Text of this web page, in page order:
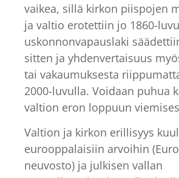
vaikea, sillä kirkon piispojen
ja valtio erotettiin jo 1860-
uskonnonvapauslaki
sitten ja yhdenvertaisuus
tai vakaumuksesta
2000-luvulla. Voidaan puhua
valtion eron loppuun
Valtion ja kirkon erillisyys
eurooppalaisiin arvoihin
neuvosto) ja julkisen vallan